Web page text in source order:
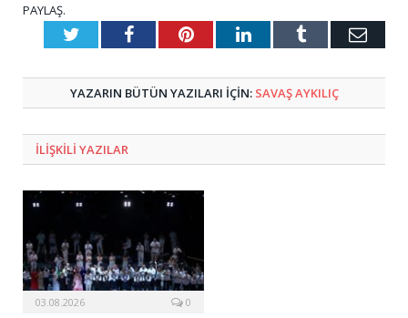
PAYLAŞ.
TwitterFacebookPinterestLinkedInTumblr E-
YAZARIN BÜTÜN YAZILARI IÇIN: SAVAŞ AYKILIÇ
ILIŞKILI YAZILAR
03.08.2026 0